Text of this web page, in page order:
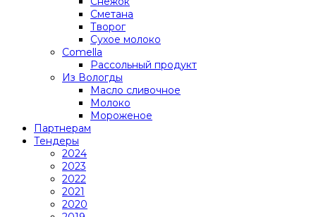
Сметана
Творог
Сухое молоко
Comеlla
Рассольный продукт
Из Вологды
Масло сливочное
Молоко
Мороженое
Партнерам
Тендеры
2024
2023
2022
2021
2020